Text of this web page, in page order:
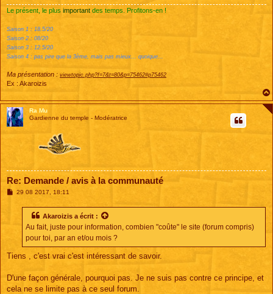
Le présent, le plus important des temps. Profitons-en !
Saison 1 : 18.5/20
Saison 2 : 08/20
Saison 3 : 12.5/20
Saison 4 : pas pire que la 3ème, mais pas mieux... quoique...
Ma présentation : viewtopic.php?f=7&t=80&p=75462#p75462
Ex : Akaroizis
Ra Mu
Gardienne du temple - Modératrice
Re: Demande / avis à la communauté
M29 08 2017, 18:11
Akaroizis a écrit :
Au fait, juste pour information, combien "coûte" le site (forum compris)
pour toi, par an et/ou mois ?
Tiens , c'est vrai c'est intéressant de savoir.
D'une façon générale, pourquoi pas. Je ne suis pas contre ce principe, et
cela ne se limite pas à ce seul forum.